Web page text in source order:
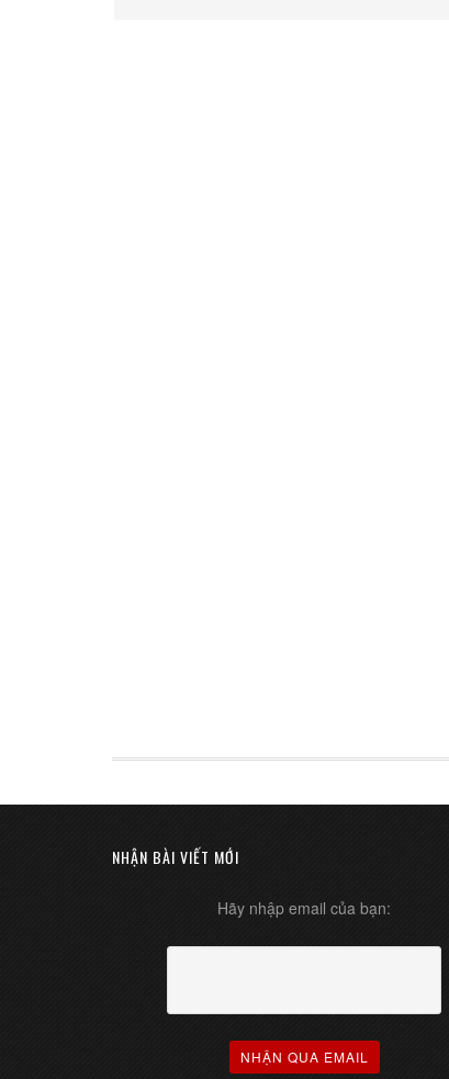
NHẬN BÀI VIẾT MỚI
Hãy nhập email của bạn: